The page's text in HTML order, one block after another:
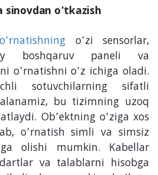
sinovdan o’tkazish
o’zi sensorlar,
boshqaruv paneli va
o’rnatishni o’z ichiga oladi.
sotuvchilarning sifatli
bu tizimning uzoq
Ob’ektning o’ziga xos
o’rnatish simli va simsiz
olishi mumkin. Kabellar
va talablarni hisobga